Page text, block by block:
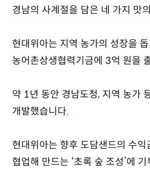
경남의 사계절을 담은 네 가지 맛
현대위아는 지역 농가의 성장을
농어촌상생협력기금에 3억 원을
약 1년 동안 경남도청, 지역 농가
개발했습니다.
현대위아는 향후 도담샌드의 수
협업해 만드는 ‘초록 숲 조성’에